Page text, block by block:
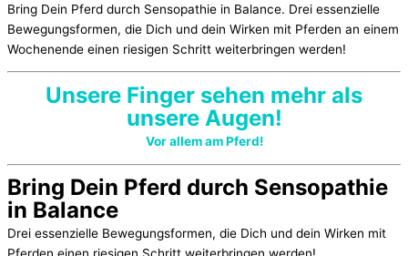
Bring Dein Pferd durch Sensopathie in Balance. Drei essenzielle
Bewegungsformen, die Dich und dein Wirken mit Pferden an einem
Wochenende einen riesigen Schritt weiterbringen werden!
Unsere Finger sehen mehr als
unsere Augen!
Vor allem am Pferd!
Bring Dein Pferd durch Sensopathie
in Balance
Drei essenzielle Bewegungsformen, die Dich und dein Wirken mit